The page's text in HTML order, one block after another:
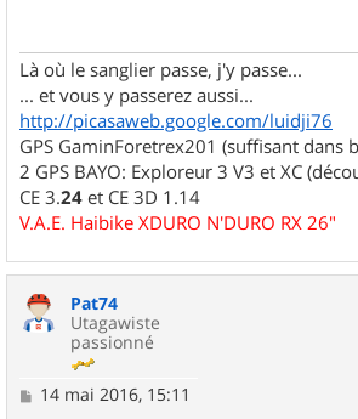
Là où le sanglier passe, j'y passe...
... et vous y passerez aussi...
http://picasaweb.google.com/luidji76
GPS GaminForetrex201 (suffisant dans
2 GPS BAYO: Exploreur 3 V3 et XC
CE 3.24 et CE 3D 1.14
V.A.E. Haibike XDURO N'DURO RX 26"
Pat74
Utagawiste
passionné
M14 mai 2016, 15:11